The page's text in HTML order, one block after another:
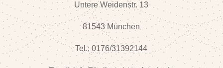
Untere Weidenstr. 13
81543 München
Tel.: 0176/31392144